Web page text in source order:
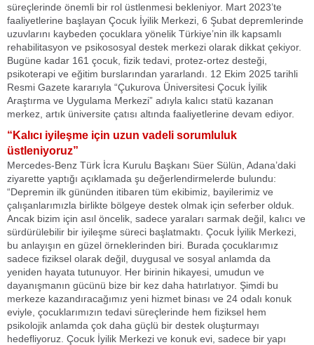
süreçlerinde önemli bir rol üstlenmesi bekleniyor. Mart 2023’te
faaliyetlerine başlayan Çocuk İyilik Merkezi, 6 Şubat depremlerinde
uzuvlarını kaybeden çocuklara yönelik Türkiye’nin ilk kapsamlı
rehabilitasyon ve psikososyal destek merkezi olarak dikkat çekiyor.
Bugüne kadar 161 çocuk, fizik tedavi, protez-ortez desteği,
psikoterapi ve eğitim burslarından yararlandı. 12 Ekim 2025 tarihli
Resmi Gazete kararıyla “Çukurova Üniversitesi Çocuk İyilik
Araştırma ve Uygulama Merkezi” adıyla kalıcı statü kazanan
merkez, artık üniversite çatısı altında faaliyetlerine devam ediyor.
“Kalıcı iyileşme için uzun vadeli sorumluluk
üstleniyoruz”
Mercedes-Benz Türk İcra Kurulu Başkanı Süer Sülün, Adana’daki
ziyarette yaptığı açıklamada şu değerlendirmelerde bulundu:
“Depremin ilk gününden itibaren tüm ekibimiz, bayilerimiz ve
çalışanlarımızla birlikte bölgeye destek olmak için seferber olduk.
Ancak bizim için asıl öncelik, sadece yaraları sarmak değil, kalıcı ve
sürdürülebilir bir iyileşme süreci başlatmaktı. Çocuk İyilik Merkezi,
bu anlayışın en güzel örneklerinden biri. Burada çocuklarımız
sadece fiziksel olarak değil, duygusal ve sosyal anlamda da
yeniden hayata tutunuyor. Her birinin hikayesi, umudun ve
dayanışmanın gücünü bize bir kez daha hatırlatıyor. Şimdi bu
merkeze kazandıracağımız yeni hizmet binası ve 24 odalı konuk
eviyle, çocuklarımızın tedavi süreçlerinde hem fiziksel hem
psikolojik anlamda çok daha güçlü bir destek oluşturmayı
hedefliyoruz. Çocuk İyilik Merkezi ve konuk evi, sadece bir yapı